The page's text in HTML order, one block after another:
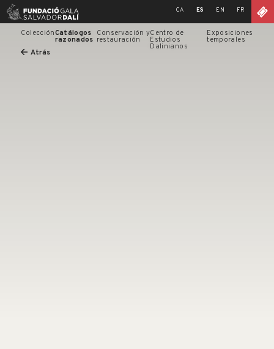
Skip
CA ES EN FR
ColecciónCatálogos
razonados
Conservación y
restauración
Centro de
Estudios
Dalinianos
Exposiciones
temporales
Atrás